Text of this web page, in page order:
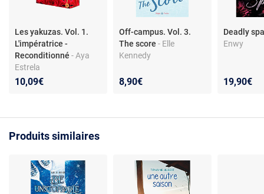
Les yakuzas. Vol. 1.
L'impératrice -
Reconditionné - Aya
Estrela
10,09€
Off-campus. Vol. 3.
The score- Elle
Kennedy
8,90€
Deadly
Enwy
19,90€
Produits similaires